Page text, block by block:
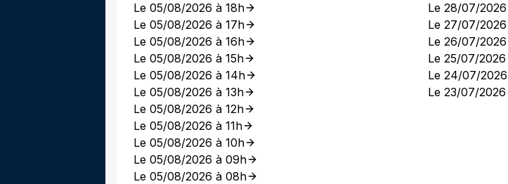
Le 05/08/2026 à 18h
Le 05/08/2026 à 17h
Le 05/08/2026 à 16h
Le 05/08/2026 à 15h
Le 05/08/2026 à 14h
Le 05/08/2026 à 13h
Le 05/08/2026 à 12h
Le 05/08/2026 à 11h
Le 05/08/2026 à 10h
Le 05/08/2026 à 09h
Le 05/08/2026 à 08h
Le 28/07/2026
Le 27/07/2026
Le 26/07/2026
Le 25/07/2026
Le 24/07/2026
Le 23/07/2026